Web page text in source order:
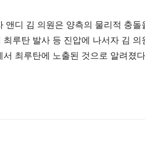
앤디 김 의원은 양측의 물리적 충
루탄 발사 등 진압에 나서자 김
최루탄에 노출된 것으로 알려졌